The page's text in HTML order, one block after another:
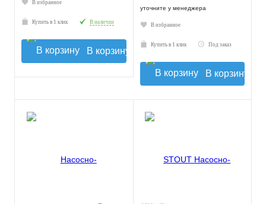
В избранное
Купить в 1 клик В наличии
В корзину
уточните у менеджера
В избранное
Купить в 1 клик Под заказ
В корзину